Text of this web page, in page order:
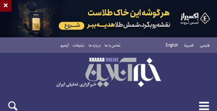
فارسی العربية English تماس با ما درباره ما تبلیغات آرشیو
جمعه ۱۶ مرداد ۱۴۰۵
×